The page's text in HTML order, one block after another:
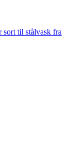
sort til stålvask fra